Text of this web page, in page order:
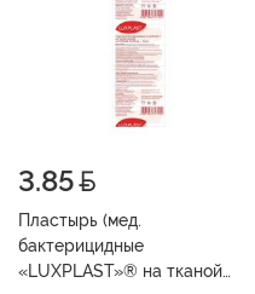
3.85
Пластырь (мед.
бактерицидные
«LUXPLAST»® на тканой